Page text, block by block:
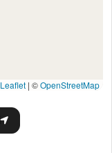
Leaflet | ©OpenStreetMap